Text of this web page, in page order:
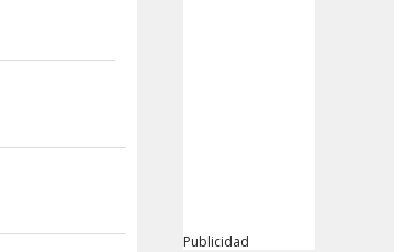
Publicidad